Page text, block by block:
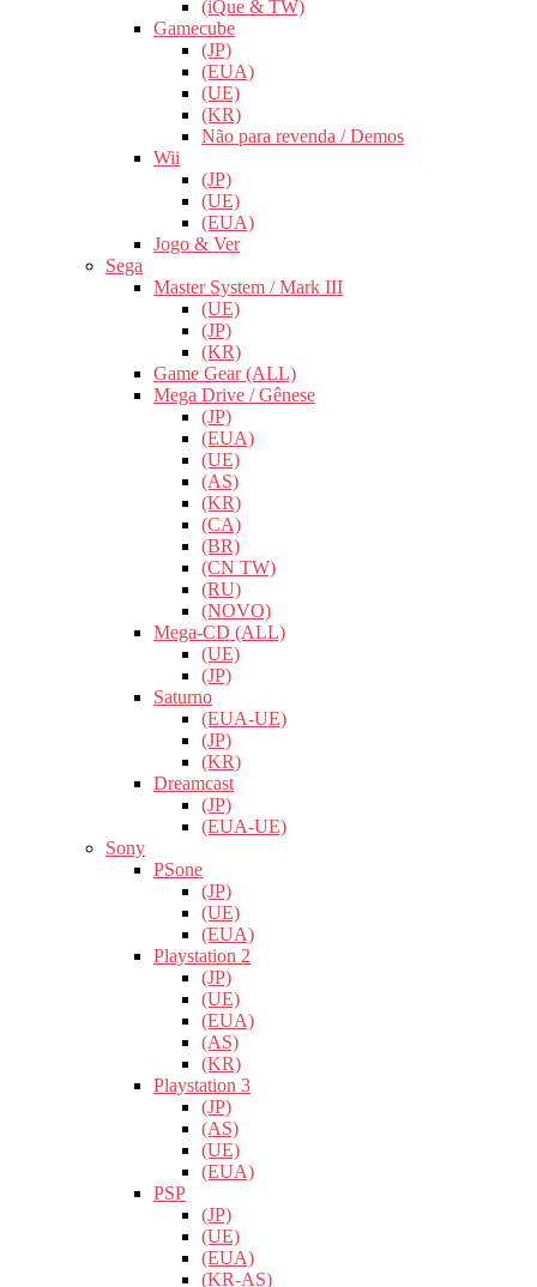
(iQue & TW)
Gamecube
(JP)
(EUA)
(UE)
(KR)
Não para revenda / Demos
Wii
(JP)
(UE)
(EUA)
Jogo & Ver
Sega
Master System / Mark III
(UE)
(JP)
(KR)
Game Gear (ALL)
Mega Drive / Gênese
(JP)
(EUA)
(UE)
(AS)
(KR)
(CA)
(BR)
(CN TW)
(RU)
(NOVO)
Mega-CD (ALL)
(UE)
(JP)
Saturno
(EUA-UE)
(JP)
(KR)
Dreamcast
(JP)
(EUA-UE)
Sony
PSone
(JP)
(UE)
(EUA)
Playstation 2
(JP)
(UE)
(EUA)
(AS)
(KR)
Playstation 3
(JP)
(AS)
(UE)
(EUA)
PSP
(JP)
(UE)
(EUA)
(KR-AS)